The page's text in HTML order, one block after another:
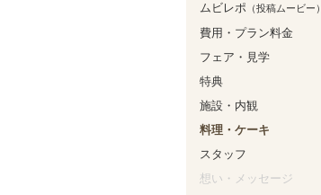
ムビレポ （投稿ムービー）
費用・プラン料金
フェア・見学
特典
施設・内観
料理・ケーキ
スタッフ
想い・メッセージ